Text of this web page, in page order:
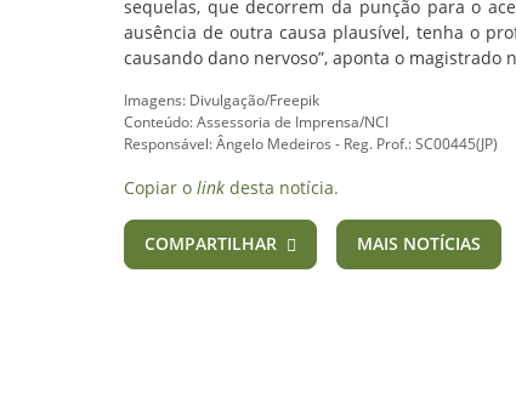
sequelas, que decorrem da punção para o
ausência de outra causa plausível, tenha o
causando dano nervoso”, aponta o magistrado
Imagens: Divulgação/Freepik
Conteúdo: Assessoria de Imprensa/NCI
Responsável: Ângelo Medeiros - Reg. Prof.: SC00445(JP)
Copiar o link desta notícia.
COMPARTILHAR MAIS NOTÍCIAS